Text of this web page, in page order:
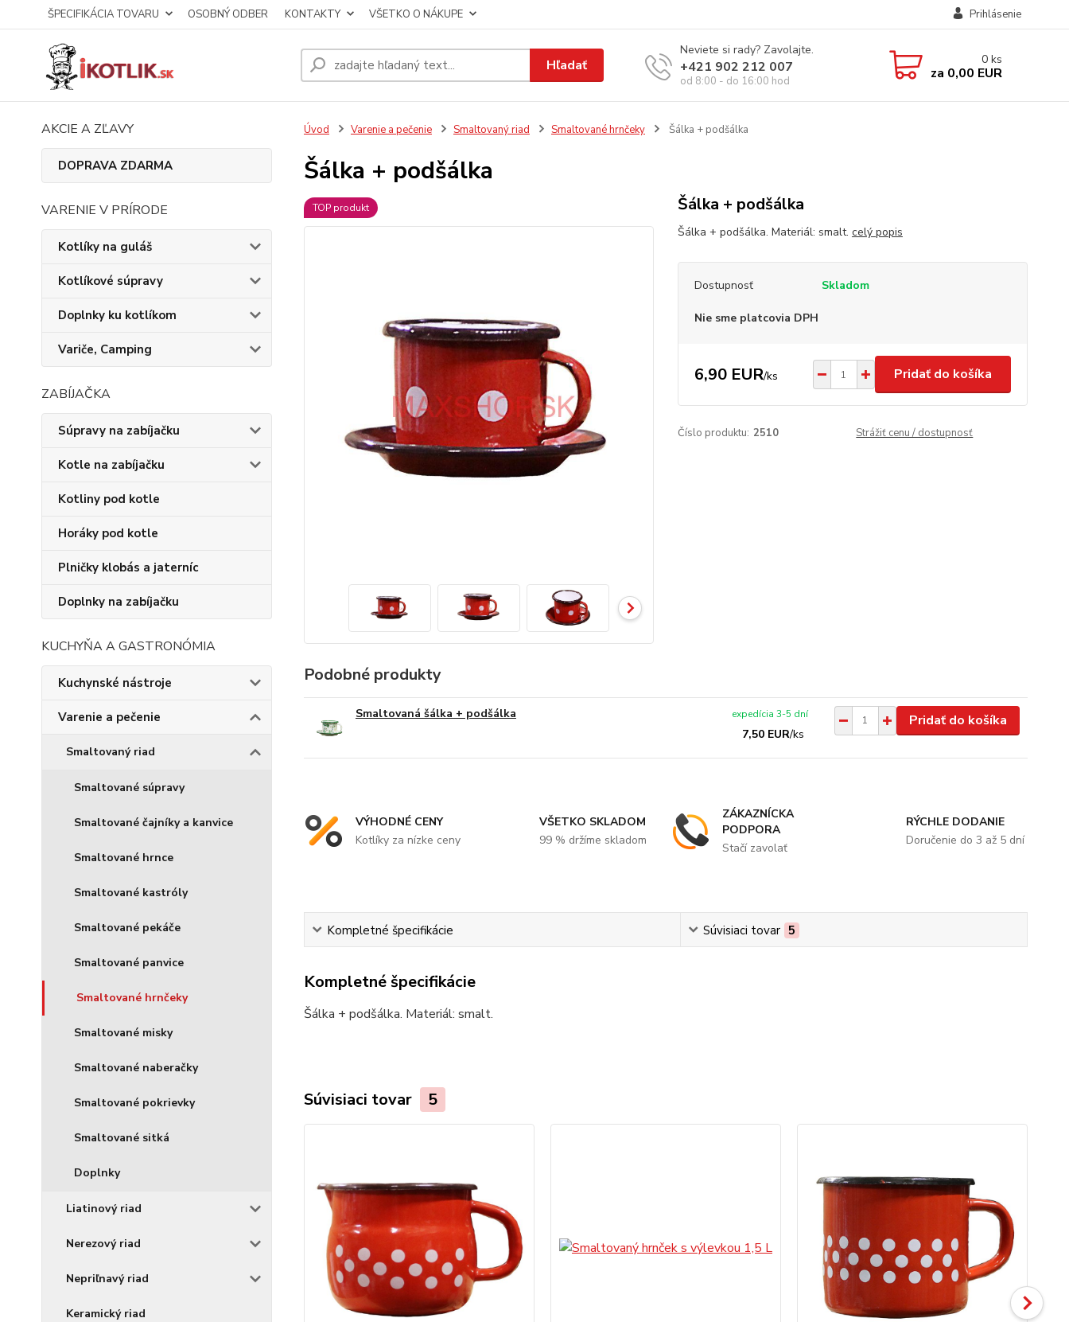
ŠPECIFIKÁCIA TOVARU OSOBNÝ ODBER KONTAKTY VŠETKO O NÁKUPE Prihlásenie
Hľadať
Neviete si rady? Zavolajte.
+421 902 212 007
od 8:00 - do 16:00 hod
0 ks
za 0,00 EUR
AKCIE A ZĽAVY
DOPRAVA ZDARMA
VARENIE V PRÍRODE
Kotlíky na guláš
Kotlíkové súpravy
Doplnky ku kotlíkom
Variče, Camping
ZABÍJAČKA
Súpravy na zabíjačku
Kotle na zabíjačku
Kotliny pod kotle
Horáky pod kotle
Plničky klobás a jaterníc
Doplnky na zabíjačku
KUCHYŇA A GASTRONÓMIA
Kuchynské nástroje
Varenie a pečenie
Smaltovaný riad
Smaltované súpravy
Smaltované čajníky a kanvice
Smaltované hrnce
Smaltované kastróly
Smaltované pekáče
Smaltované panvice
Smaltované hrnčeky
Smaltované misky
Smaltované naberačky
Smaltované pokrievky
Smaltované sitká
Doplnky
Liatinový riad
Nerezový riad
Nepriľnavý riad
Keramický riad
Úvod Varenie a pečenie Smaltovaný riad Smaltované hrnčeky Šálka + podšálka
Šálka + podšálka
TOP produkt Šálka + podšálka
Šálka + podšálka. Materiál: smalt. celý popis
Dostupnosť Skladom
Nie sme platcovia DPH
6,90 EUR/ks Pridať do košíka
Číslo produktu: 2510 Strážiť cenu / dostupnosť
Podobné produkty
Smaltovaná šálka + podšálka
7,50 EUR/ks
expedícia 3-5 dní Pridať do košíka
VÝHODNÉ CENY
Kotlíky za nízke ceny
VŠETKO SKLADOM
99 % držíme skladom
ZÁKAZNÍCKA
PODPORA
Stačí zavolať
RÝCHLE DODANIE
Doručenie do 3 až 5 dní
Kompletné špecifikácie Súvisiaci tovar 5
Kompletné špecifikácie
Šálka + podšálka. Materiál: smalt.
Súvisiaci tovar 5